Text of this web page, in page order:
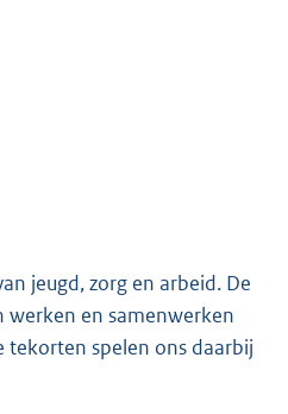
jeugd, zorg en arbeid. De
werken en samenwerken
tekorten spelen ons daarbij